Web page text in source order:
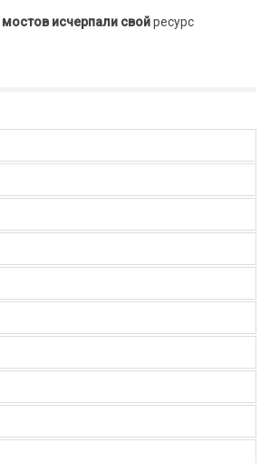
исчерпали свойресурс